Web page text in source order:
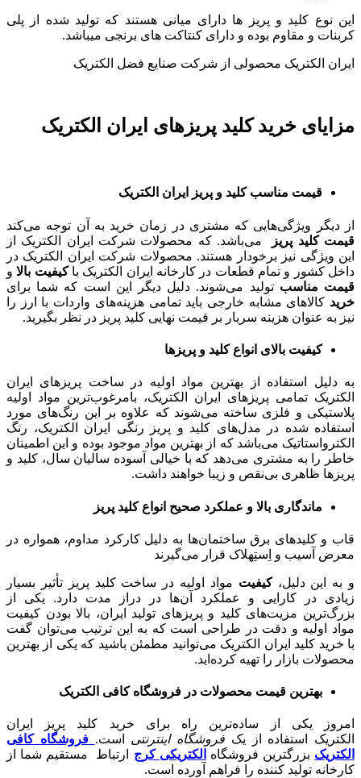
این نوع کلید و پریز ها دارای میانی هستند که تولید شده از پلی
کربنات و مقاوم بوده و دارای کنتاکت های برنجی میباشد.
ایران الکتریک محصولی از شرکت صنایع فضل الکتریک
مزایای خرید کلید پریزهای ایران الکتریک
قیمت مناسب کلید و پریز ایران الکتریک
از دیگر ویژگی‌هایی که مشتری در زمان خرید به آن توجه می‌کند
قیمت کلید پریز
می‌باشد. که محصولات شرکت ایران الکتریک از
این ویژگی نیز برخودار هستند. محصولات شرکت ایران الکتریک در
داخل کشور و تمام قطعات در کارخانه ایران الکتریک باکیفیت بالاو
قیمت مناسب تولید می‌شوند. دلیل دیگر این است که شما برای
خرید کالاهای مشابه خارجی باید تمامی هزینه‌های واردات با ارز را
نیز به عنوان هزینه سربار بر قیمت نهایی کلید پریز در نظر بگیرید.
کیفیت بالای انواع کلید و پریزها
به دلیل استفاده از بهترین مواد اولیه در ساخت پریزهای ایران
الکتریک تمامی پریزهای ایران الکتریک، بامرغوب‌ترین مواد اولیه
پلاستیکی و فلزی ساخته می‌شوند که علاوه بر این رنگ‌های مورد
استفاده شده در مدل‌های کلید و پریز رنگی ایران الکتریک، رنگ
الکترواستاتیک می‌باشد که از بهترین مواد موجود بوده و این اطمینان
خاطر را به مشتری می‌دهد که با خیالی آسوده سالیان سال، کلید و
پریزها ظاهری بی‌نقص و زیبا خواهند داشت.
ماندگاری بالا و عملکرد صحیح انواع کلید پریز
قاب و کلیدهای برق ساختمان‌ها به دلیل کارکرد مداوم، همواره در
معرض آسیب و اِستِهلاک قرار می‌گیرند
و به این دلیل،کیفیت مواد اولیه در ساخت کلید پریز تأثیر بسیار
زیادی در کارایی و عملکرد آن‌ها در دراز مدت دارد. یکی از
بزرگ‌ترین مزیت‌های کلید و پریزهای تولید ایران، بالا بودن کیفیت
مواد اولیه و دقت در طراحی است که به این ترتیب می‌توان گفت
با خرید کلید ایران الکتریک می‌توانید مطمئن باشید که یکی از بهترین
محصولات بازار را تهیه کرده‌اید.
بهترین قیمت محصولات در فروشگاه کافی الکتریک
امروز یکی از ساده‌ترین راه برای خرید کلید پریز ایران
الکتریک استفاده از یک فروشگاه اینترنتی است. فروشگاه کافی
الکتریک بزرگترین فروشگاه الکتریکی کرج
ارتباط مستقیم شما از
کارخانه تولید کننده را فراهم آورده است.